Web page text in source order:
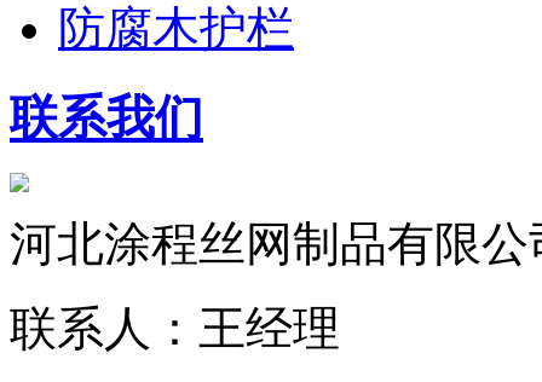
防腐木护栏
联系我们
河北涂程丝网制品有限公
联系人：王经理